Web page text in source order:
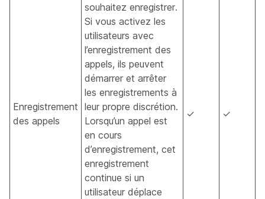
Enregistrement
des appels
souhaitez enregistrer.
Si vous activez les
utilisateurs avec
l’enregistrement des
appels, ils peuvent
démarrer et arrêter
les enregistrements à
leur propre discrétion.
Lorsqu’un appel est
en cours
d’enregistrement, cet
enregistrement
continue si un
utilisateur déplace
✓ ✓